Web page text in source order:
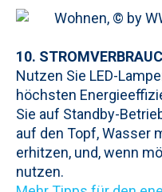
10.
Nutzen Sie LED-
höchsten
Sie auf Standby-
auf den Topf, Wasser
erhitzen, und, wenn
nutzen.